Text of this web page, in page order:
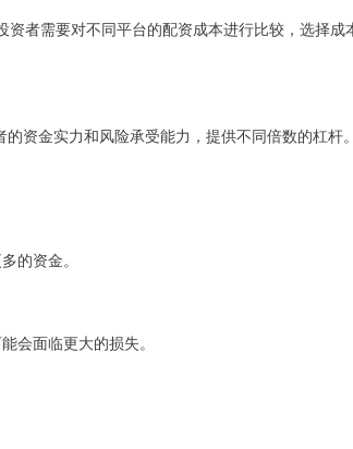
者需要对不同平台的配资成本进行比较，选择成
资金实力和风险承受能力，提供不同倍数的杠杆。
的资金。
会面临更大的损失。